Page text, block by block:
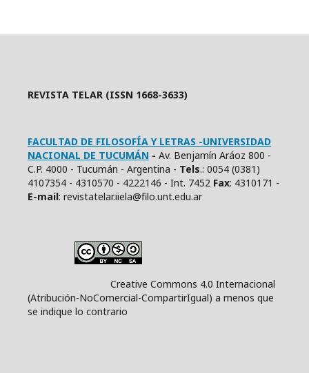
REVISTA TELAR (ISSN 1668-3633)
FACULTAD DE FILOSOFÍA Y LETRAS -UNIVERSIDAD
NACIONAL DE TUCUMÁN - Av. Benjamín Aráoz 800 -
C.P. 4000 - Tucumán - Argentina - Tels.: 0054 (0381)
4107354 - 4310570 - 4222146 - Int. 7452 Fax: 4310171 -
E-mail: revistatelar.iiela@filo.unt.edu.ar
Creative Commons 4.0 Internacional
(Atribución-NoComercial-CompartirIgual) a menos que
se indique lo contrario